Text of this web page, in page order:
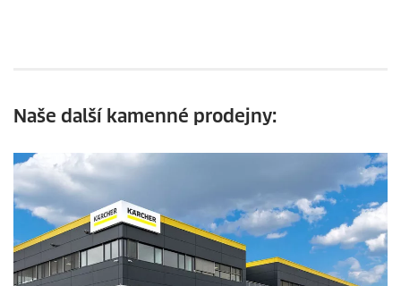
Naše další kamenné prodejny: